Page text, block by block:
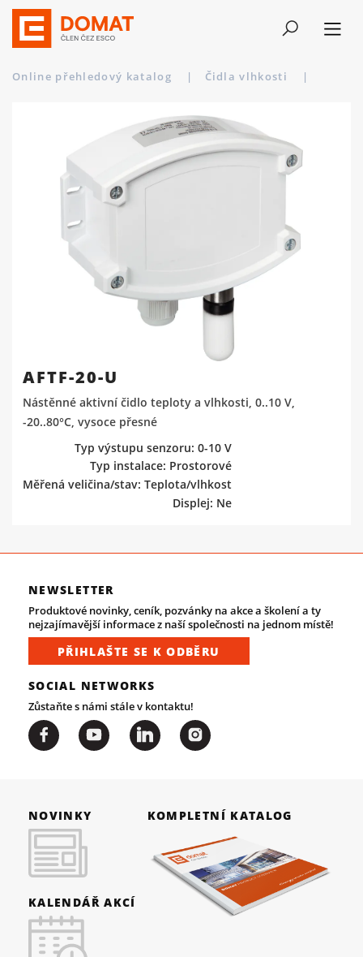
Online přehledový katalog | Čidla vlhkosti |
AFTF-20-U
Nástěnné aktivní čidlo teploty a vlhkosti, 0..10 V,
-20..80°C, vysoce přesné
Typ výstupu senzoru: 0-10 V
Typ instalace: Prostorové
Měřená veličina/stav: Teplota/vlhkost
Displej: Ne
NEWSLETTER
Produktové novinky, ceník, pozvánky na akce a školení a ty
nejzajímavější informace z naší společnosti na jednom místě!
PŘIHLAŠTE SE K ODBĚRU
SOCIAL NETWORKS
Zůstaňte s námi stále v kontaktu!
NOVINKY
KALENDÁŘ AKCÍ
KOMPLETNÍ KATALOG